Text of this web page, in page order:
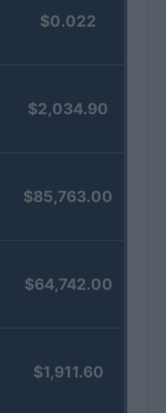
$0.022
$2,034.90
$85,763.00
$64,742.00
$1,911.60